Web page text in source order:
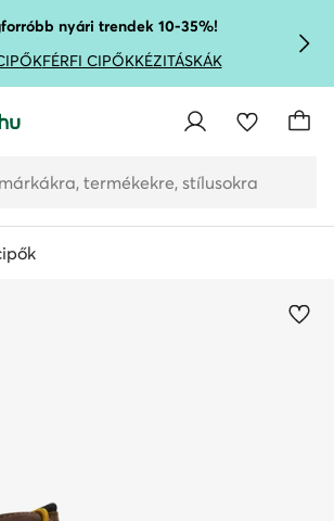
nyári trendek 10-35%!
FÉRFI CIPŐKKÉZITÁSKÁK
termékekre, stílusokra